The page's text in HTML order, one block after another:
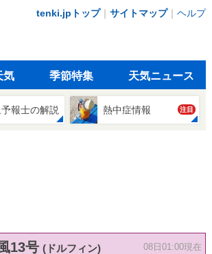
tenki.jpトップ｜ サイトマップ｜ ヘルプ
気 季節特集 天気ニュース
報士の解説 熱中症情報 注目
13号 (ドルフィン) 08日01:00現在